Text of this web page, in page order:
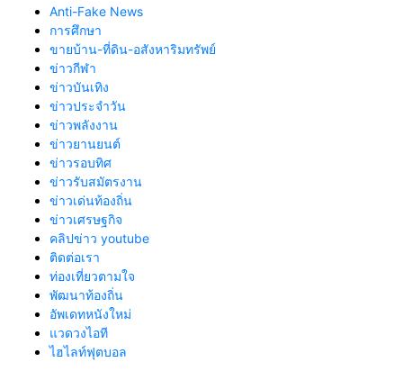
Anti-Fake News
การศึกษา
ขายบ้าน-ที่ดิน-อสังหาริมทรัพย์
ข่าวกีฬา
ข่าวบันเทิง
ข่าวประจำวัน
ข่าวพลังงาน
ข่าวยานยนต์
ข่าวรอบทิศ
ข่าวรับสมัตรงาน
ข่าวเด่นท้องถิ่น
ข่าวเศรษฐกิจ
คลิปข่าว youtube
ติดต่อเรา
ท่องเที่ยวตามใจ
พัฒนาท้องถิ่น
อัพเดทหนังใหม่
แวดวงไอที
ไฮไลท์ฟุตบอล